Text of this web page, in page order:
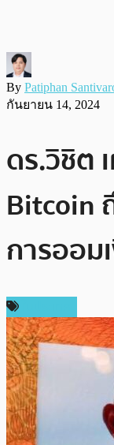
By Patiphan
กันยายน 14, 2024
ดร.วิชิต
Bitcoin
การออม